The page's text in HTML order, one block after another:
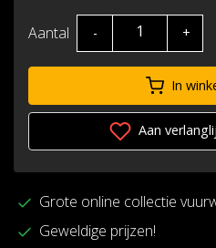
Aantal - +
In
Aan
Grote online collectie
Geweldige prijzen!